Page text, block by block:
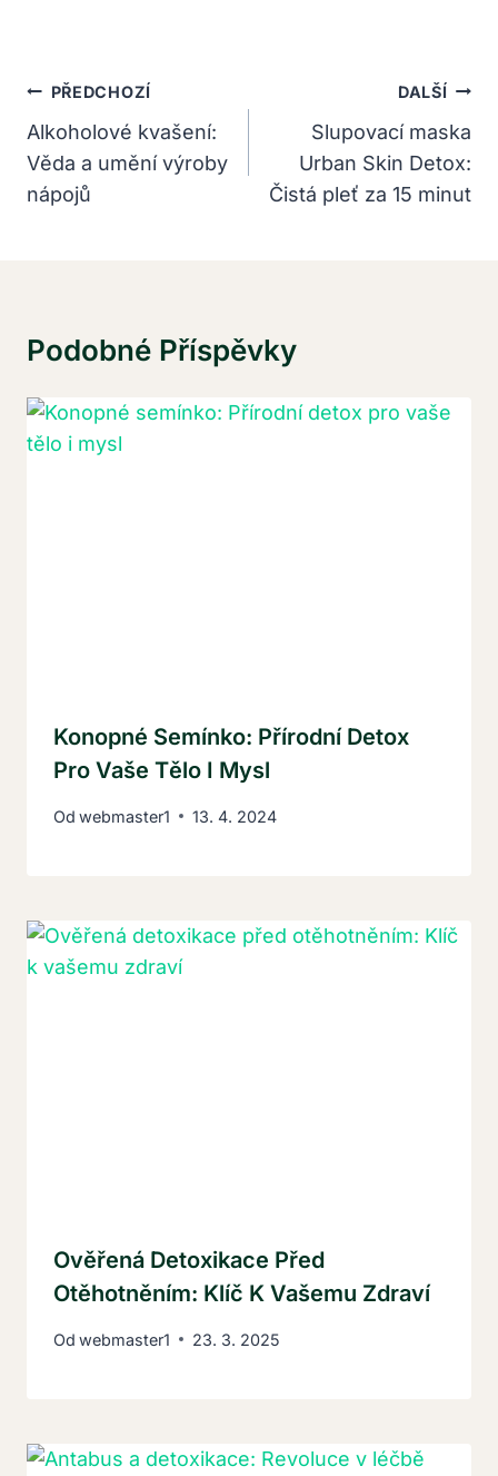
Navigace
Pro
Příspěvek
PŘEDCHOZÍ
Alkoholové kvašení:
Věda a umění výroby
nápojů
DALŠÍ
Slupovací maska
Urban Skin Detox:
Čistá pleť za 15 minut
Podobné Příspěvky
Konopné Semínko: Přírodní Detox
Pro Vaše Tělo I Mysl
Od webmaster1 13. 4. 2024
Ověřená Detoxikace Před
Otěhotněním: Klíč K Vašemu Zdraví
Od webmaster1 23. 3. 2025